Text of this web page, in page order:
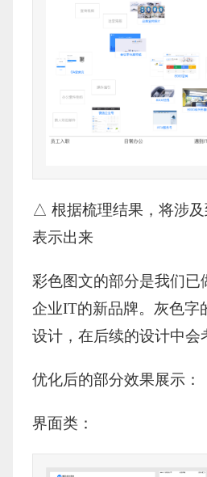
△ 根据梳理结果，将涉
表示出来
彩色图文的部分是我们
企业IT的新品牌。灰色字
设计，在后续的设计中会
优化后的部分效果展示：
界面类：